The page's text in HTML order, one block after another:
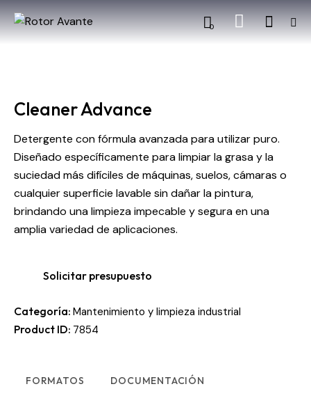
0
Cleaner Advance
Detergente con fórmula avanzada para utilizar puro.
Diseñado específicamente para limpiar la grasa y la
suciedad más difíciles de máquinas, suelos, cámaras o
cualquier superficie lavable sin dañar la pintura,
brindando una limpieza impecable y segura en una
amplia variedad de aplicaciones.
Solicitar presupuesto
Categoría: Mantenimiento y limpieza industrial
Product ID: 7854
FORMATOS DOCUMENTACIÓN